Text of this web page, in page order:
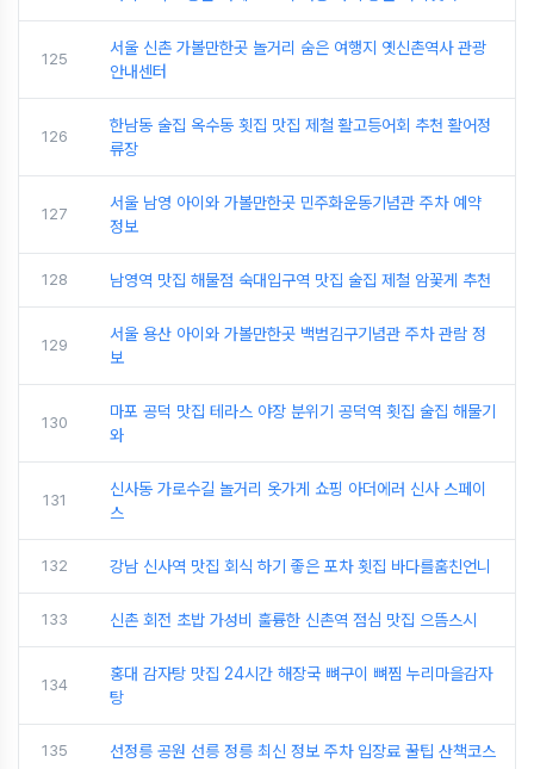
125
서울 신촌 가볼만한곳 놀거리 숨은 여행지 옛신촌역사 관광
안내센터
126
한남동 술집 옥수동 횟집 맛집 제철 활고등어회 추천 활어정
류장
127
서울 남영 아이와 가볼만한곳 민주화운동기념관 주차 예약
정보
128 남영역 맛집 해물점 숙대입구역 맛집 술집 제철 암꽃게 추천
129
서울 용산 아이와 가볼만한곳 백범김구기념관 주차 관람 정
보
130
마포 공덕 맛집 테라스 야장 분위기 공덕역 횟집 술집 해물기
와
131
신사동 가로수길 놀거리 옷가게 쇼핑 아더에러 신사 스페이
스
132 강남 신사역 맛집 회식 하기 좋은 포차 횟집 바다를훔친언니
133 신촌 회전 초밥 가성비 훌륭한 신촌역 점심 맛집 으뜸스시
134
홍대 감자탕 맛집 24시간 해장국 뼈구이 뼈찜 누리마을감자
탕
135 선정릉 공원 선릉 정릉 최신 정보 주차 입장료 꿀팁 산책코스